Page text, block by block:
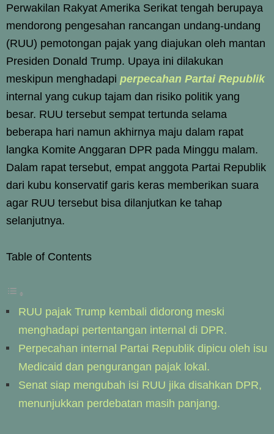
Perwakilan Rakyat Amerika Serikat tengah berupaya
mendorong pengesahan rancangan undang-undang
(RUU) pemotongan pajak yang diajukan oleh mantan
Presiden Donald Trump. Upaya ini dilakukan
meskipun menghadapi perpecahan Partai Republik
internal yang cukup tajam dan risiko politik yang
besar. RUU tersebut sempat tertunda selama
beberapa hari namun akhirnya maju dalam rapat
langka Komite Anggaran DPR pada Minggu malam.
Dalam rapat tersebut, empat anggota Partai Republik
dari kubu konservatif garis keras memberikan suara
agar RUU tersebut bisa dilanjutkan ke tahap
selanjutnya.
Table of Contents
RUU pajak Trump kembali didorong meski
menghadapi pertentangan internal di DPR.
Perpecahan internal Partai Republik dipicu oleh isu
Medicaid dan pengurangan pajak lokal.
Senat siap mengubah isi RUU jika disahkan DPR,
menunjukkan perdebatan masih panjang.